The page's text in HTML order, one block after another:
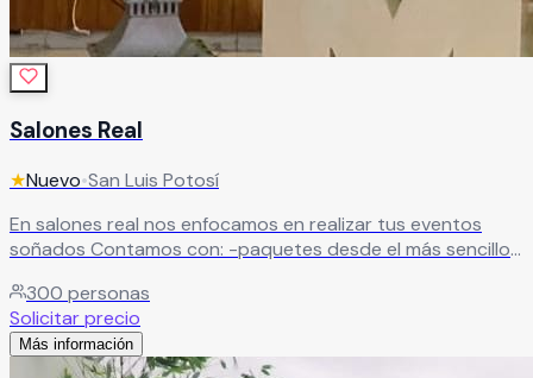
Salones Real
★Nuevo•San Luis Potosí
En salones real nos enfocamos en realizar tus eventos
soñados Contamos con: -paquetes desde el más sencillo
ceremonias, -sonido -y cosas unicas Mandamos dm y
conócenosLeer más
300 personas
Solicitar precio
Más información